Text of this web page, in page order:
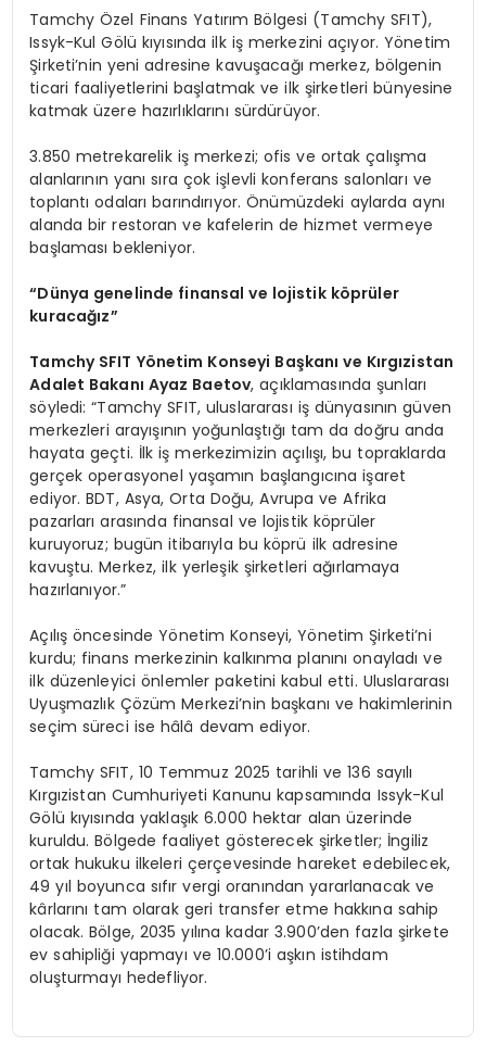
Tamchy Özel Finans Yatırım Bölgesi (Tamchy SFIT),
Issyk-Kul Gölü kıyısında ilk iş merkezini açıyor. Yönetim
Şirketi’nin yeni adresine kavuşacağı merkez, bölgenin
ticari faaliyetlerini başlatmak ve ilk şirketleri bünyesine
katmak üzere hazırlıklarını sürdürüyor.
3.850 metrekarelik iş merkezi; ofis ve ortak çalışma
alanlarının yanı sıra çok işlevli konferans salonları ve
toplantı odaları barındırıyor. Önümüzdeki aylarda aynı
alanda bir restoran ve kafelerin de hizmet vermeye
başlaması bekleniyor.
“Dünya genelinde finansal ve lojistik köprüler
kuracağız”
Tamchy SFIT Yönetim Konseyi Başkanı ve Kırgızistan
Adalet Bakanı Ayaz Baetov, açıklamasında şunları
söyledi: “Tamchy SFIT, uluslararası iş dünyasının güven
merkezleri arayışının yoğunlaştığı tam da doğru anda
hayata geçti. İlk iş merkezimizin açılışı, bu topraklarda
gerçek operasyonel yaşamın başlangıcına işaret
ediyor. BDT, Asya, Orta Doğu, Avrupa ve Afrika
pazarları arasında finansal ve lojistik köprüler
kuruyoruz; bugün itibarıyla bu köprü ilk adresine
kavuştu. Merkez, ilk yerleşik şirketleri ağırlamaya
hazırlanıyor.”
Açılış öncesinde Yönetim Konseyi, Yönetim Şirketi’ni
kurdu; finans merkezinin kalkınma planını onayladı ve
ilk düzenleyici önlemler paketini kabul etti. Uluslararası
Uyuşmazlık Çözüm Merkezi’nin başkanı ve hakimlerinin
seçim süreci ise hâlâ devam ediyor.
Tamchy SFIT, 10 Temmuz 2025 tarihli ve 136 sayılı
Kırgızistan Cumhuriyeti Kanunu kapsamında Issyk-Kul
Gölü kıyısında yaklaşık 6.000 hektar alan üzerinde
kuruldu. Bölgede faaliyet gösterecek şirketler; İngiliz
ortak hukuku ilkeleri çerçevesinde hareket edebilecek,
49 yıl boyunca sıfır vergi oranından yararlanacak ve
kârlarını tam olarak geri transfer etme hakkına sahip
olacak. Bölge, 2035 yılına kadar 3.900’den fazla şirkete
ev sahipliği yapmayı ve 10.000’i aşkın istihdam
oluşturmayı hedefliyor.